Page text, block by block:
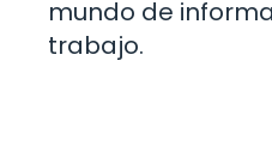
mundo de
trabajo.